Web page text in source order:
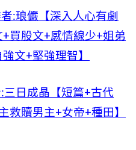
:琅儼【深入人心有劇
買股文+感情線少+姐弟
文+堅強理智】
三日成晶【短篇+古代
救贖男主+女帝+種田】